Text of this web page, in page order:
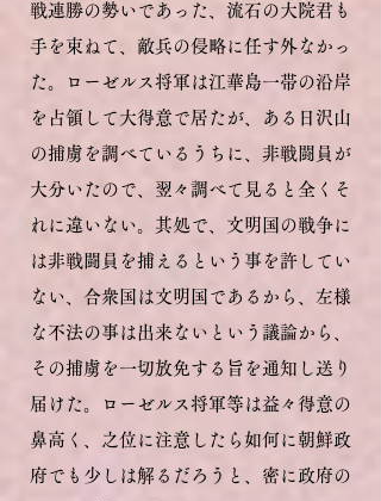
戦連勝の勢いであった、流石の大院君も
手を束ねて、敵兵の侵略に任す外なかっ
た。ローゼルス将軍は江華島一帯の沿岸
を占領して大得意で居たが、ある日沢山
の捕虜を調べているうちに、非戦闘員が
大分いたので、翌々調べて見ると全くそ
れに違いない。其処で、文明国の戦争に
は非戦闘員を捕えるという事を許してい
ない、合衆国は文明国であるから、左様
な不法の事は出来ないという議論から、
その捕虜を一切放免する旨を通知し送り
届けた。ローゼルス将軍等は益々得意の
鼻高く、之位に注意したら如何に朝鮮政
府でも 少しは解るだろうと、密に政府の